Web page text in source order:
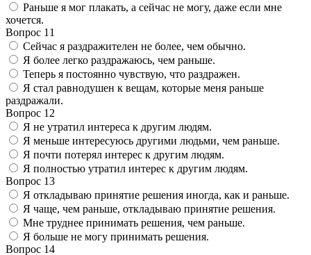
Раньше я мог плакать, а сейчас не могу, даже если мне
хочется.
Вопрос 11
Сейчас я раздражителен не более, чем обычно.
Я более легко раздражаюсь, чем раньше.
Теперь я постоянно чувствую, что раздражен.
Я стал равнодушен к вещам, которые меня раньше
раздражали.
Вопрос 12
Я не утратил интереса к другим людям.
Я меньше интересуюсь другими людьми, чем раньше.
Я почти потерял интерес к другим людям.
Я полностью утратил интерес к другим людям.
Вопрос 13
Я откладываю принятие решения иногда, как и раньше.
Я чаще, чем раньше, откладываю принятие решения.
Мне труднее принимать решения, чем раньше.
Я больше не могу принимать решения.
Вопрос 14